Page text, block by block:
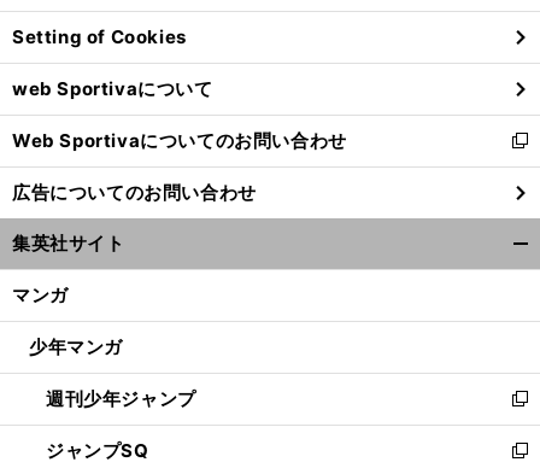
ン
ド
ウ
で
開
く
Setting of Cookies
web Sportivaについて
Web Sportivaについてのお問い合わせ
新
し
い
ウ
ィ
ン
ウ
開
く
広告についてのお問い合わせ
集英社サイト
マンガ
少年マンガ
週刊少年ジャンプ
新
し
い
ジャンプSQ
新